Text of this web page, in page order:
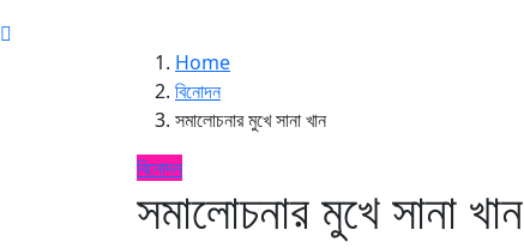
Home
বিনোদন
সমালোচনার মুখে সানা খান
বিনোদন
সমালোচনার মুখে সানা খান